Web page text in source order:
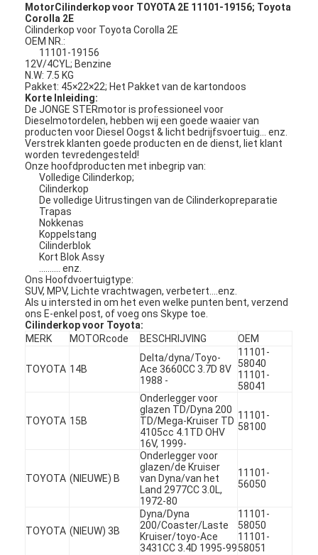
MotorCilinderkop voor TOYOTA 2E 11101-19156; Toyota
Corolla 2E
Cilinderkop voor Toyota Corolla 2E
OEM NR.:
11101-19156
12V/4CYL; Benzine
N.W: 7.5 KG
Pakket: 45×22×22; Het Pakket van de kartondoos
Korte Inleiding:
De JONGE STERmotor is professioneel voor
Dieselmotordelen, hebben wij een goede waaier van
producten voor Diesel Oogst & licht bedrijfsvoertuig… enz.
Verstrek klanten goede producten en de dienst, liet klant
worden tevredengesteld!
Onze hoofdproducten met inbegrip van:
Volledige Cilinderkop;
Cilinderkop
De volledige Uitrustingen van de Cilinderkopreparatie
Trapas
Nokkenas
Koppelstang
Cilinderblok
Kort Blok Assy
.......... enz.
Ons Hoofdvoertuigtype:
SUV, MPV, Lichte vrachtwagen, verbetert….enz.
Als u intersted in om het even welke punten bent, verzend
ons E-enkel post, of voeg ons Skype toe.
Cilinderkop voor Toyota:
MERK
MOTORcode BESCHRIJVING OEM
TOYOTA 14B
Delta/dyna/Toyo-
Ace 3660CC 3.7D 8V
1988 -
11101-
58040
11101-
58041
TOYOTA 15B
Onderlegger voor
glazen TD/Dyna 200
TD/Mega-Kruiser TD
4105cc 4.1TD OHV
16V, 1999-
11101-
58100
TOYOTA (NIEUWE) B
Onderlegger voor
glazen/de Kruiser
van Dyna/van het
Land 2977CC 3.0L,
1972-80
11101-
56050
TOYOTA (NIEUW) 3B
Dyna/Dyna
200/Coaster/Laste
Kruiser/toyo-Ace
3431CC 3.4D 1995-99
11101-
58050
11101-
58051